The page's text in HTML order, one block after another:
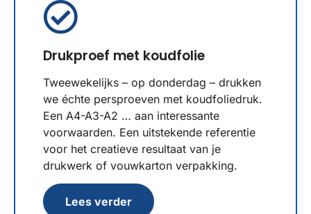
Drukproef met koudfolie
Tweewekelijks – op donderdag – drukken
we échte persproeven met koudfoliedruk.
Een A4-A3-A2 … aan interessante
voorwaarden. Een uitstekende referentie
voor het creatieve resultaat van je
drukwerk of vouwkarton verpakking.
Lees verder